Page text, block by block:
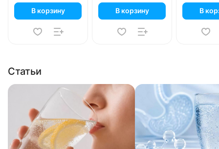
В корзину В корзину В
Статьи